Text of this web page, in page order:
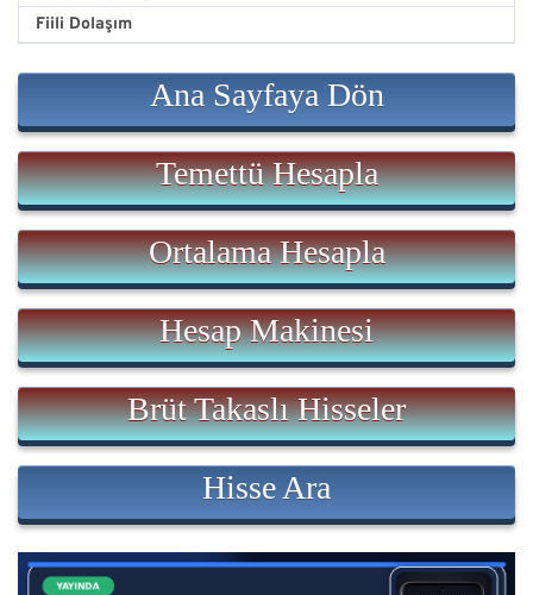
Fiili Dolaşım
Ana Sayfaya Dön
Temettü Hesapla
Ortalama Hesapla
Hesap Makinesi
Brüt Takaslı Hisseler
Hisse Ara